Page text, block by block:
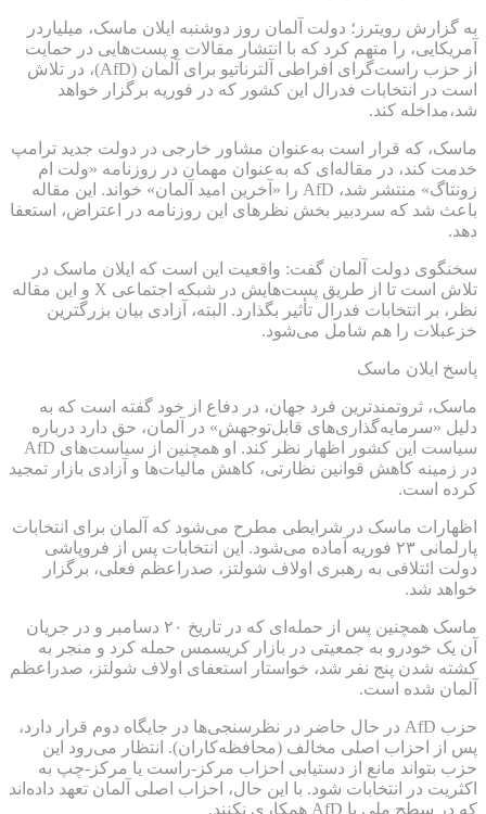
به گزارش رویترز؛ دولت آلمان روز دوشنبه ایلان ماسک، میلیاردر
آمریکایی، را متهم کرد که با انتشار مقالات و پست‌هایی در حمایت
از حزب راست‌گرای افراطی آلترناتیو برای آلمان (AfD)، در تلاش
است در انتخابات فدرال این کشور که در فوریه برگزار خواهد
شد،مداخله کند.
ماسک، که قرار است به‌عنوان مشاور خارجی در دولت جدید ترامپ
خدمت کند، در مقاله‌ای که به‌عنوان مهمان در روزنامه «ولت ام
زونتاگ» منتشر شد، AfD را «آخرین امید آلمان» خواند. این مقاله
باعث شد که سردبیر بخش نظرهای این روزنامه در اعتراض، استعفا
دهد.
سخنگوی دولت آلمان گفت: واقعیت این است که ایلان ماسک در
تلاش است تا از طریق پست‌هایش در شبکه اجتماعی X و این مقاله
نظر، بر انتخابات فدرال تأثیر بگذارد. البته، آزادی بیان بزرگترین
خزعبلات را هم شامل می‌شود.
پاسخ ایلان ماسک
ماسک، ثروتمندترین فرد جهان، در دفاع از خود گفته است که به
دلیل «سرمایه‌گذاری‌های قابل‌توجهش» در آلمان، حق دارد درباره
سیاست این کشور اظهار نظر کند. او همچنین از سیاست‌های AfD
در زمینه کاهش قوانین نظارتی، کاهش مالیات‌ها و آزادی بازار تمجید
کرده است.
اظهارات ماسک در شرایطی مطرح می‌شود که آلمان برای انتخابات
پارلمانی ۲۳ فوریه آماده می‌شود. این انتخابات پس از فروپاشی
دولت ائتلافی به رهبری اولاف شولتز، صدراعظم فعلی، برگزار
خواهد شد.
ماسک همچنین پس از حمله‌ای که در تاریخ ۲۰ دسامبر و در جریان
آن یک خودرو به جمعیتی در بازار کریسمس حمله کرد و منجر به
کشته شدن پنج نفر شد، خواستار استعفای اولاف شولتز، صدراعظم
آلمان شده است.
حزب AfD در حال حاضر در نظرسنجی‌ها در جایگاه دوم قرار دارد،
پس از احزاب اصلی مخالف (محافظه‌کاران). انتظار می‌رود این
حزب بتواند مانع از دستیابی احزاب مرکز-راست یا مرکز-چپ به
اکثریت در انتخابات شود. با این حال، احزاب اصلی آلمان تعهد داده‌اند
که در سطح ملی با AfD همکاری نکنند.